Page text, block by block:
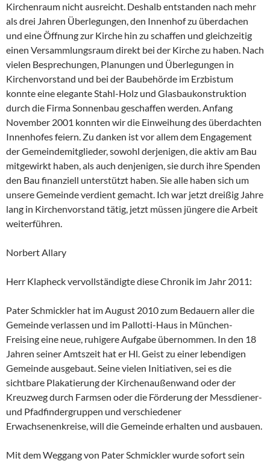
Kirchenraum nicht ausreicht. Deshalb entstanden nach mehr
als drei Jahren Überlegungen, den Innenhof zu überdachen
und eine Öffnung zur Kirche hin zu schaffen und gleichzeitig
einen Versammlungsraum direkt bei der Kirche zu haben. Nach
vielen Besprechungen, Planungen und Überlegungen in
Kirchenvorstand und bei der Baubehörde im Erzbistum
konnte eine elegante Stahl-Holz und Glasbaukonstruktion
durch die Firma Sonnenbau geschaffen werden. Anfang
November 2001 konnten wir die Einweihung des überdachten
Innenhofes feiern. Zu danken ist vor allem dem Engagement
der Gemeindemitglieder, sowohl derjenigen, die aktiv am Bau
mitgewirkt haben, als auch denjenigen, sie durch ihre Spenden
den Bau finanziell unterstützt haben. Sie alle haben sich um
unsere Gemeinde verdient gemacht. Ich war jetzt dreißig Jahre
lang in Kirchenvorstand tätig, jetzt müssen jüngere die Arbeit
weiterführen.
Norbert Allary
Herr Klapheck vervollständigte diese Chronik im Jahr 2011:
Pater Schmickler hat im August 2010 zum Bedauern aller die
Gemeinde verlassen und im Pallotti-Haus in München-
Freising eine neue, ruhigere Aufgabe übernommen. In den 18
Jahren seiner Amtszeit hat er Hl. Geist zu einer lebendigen
Gemeinde ausgebaut. Seine vielen Initiativen, sei es die
sichtbare Plakatierung der Kirchenaußenwand oder der
Kreuzweg durch Farmsen oder die Förderung der Messdiener-
und Pfadfindergruppen und verschiedener
Erwachsenenkreise, will die Gemeinde erhalten und ausbauen.
Mit dem Weggang von Pater Schmickler wurde sofort sein